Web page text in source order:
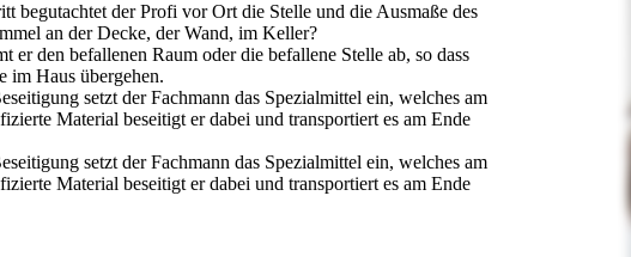
begutachtet der Profi vor Ort die Stelle und die Ausmaße des
an der Decke, der Wand, im Keller?
er den befallenen Raum oder die befallene Stelle ab, so dass
im Haus übergehen.
setzt der Fachmann das Spezialmittel ein, welches am
Material beseitigt er dabei und transportiert es am Ende
setzt der Fachmann das Spezialmittel ein, welches am
Material beseitigt er dabei und transportiert es am Ende